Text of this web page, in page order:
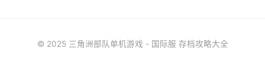
© 2025 三角洲部队单机游戏 - 国际服 存档攻略大全